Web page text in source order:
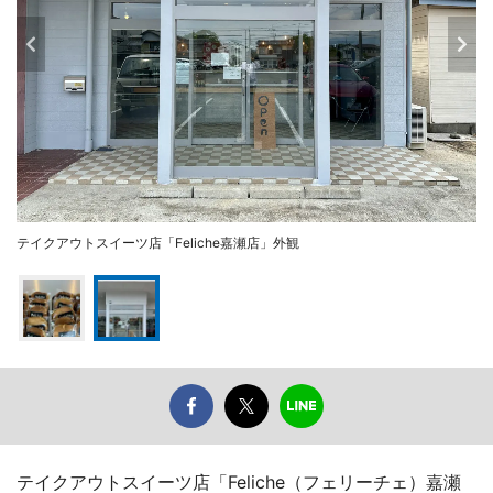
テイクアウトスイーツ店「Feliche嘉瀬店」外観
テイクアウトスイーツ店「Feliche（フェリーチェ）嘉瀬